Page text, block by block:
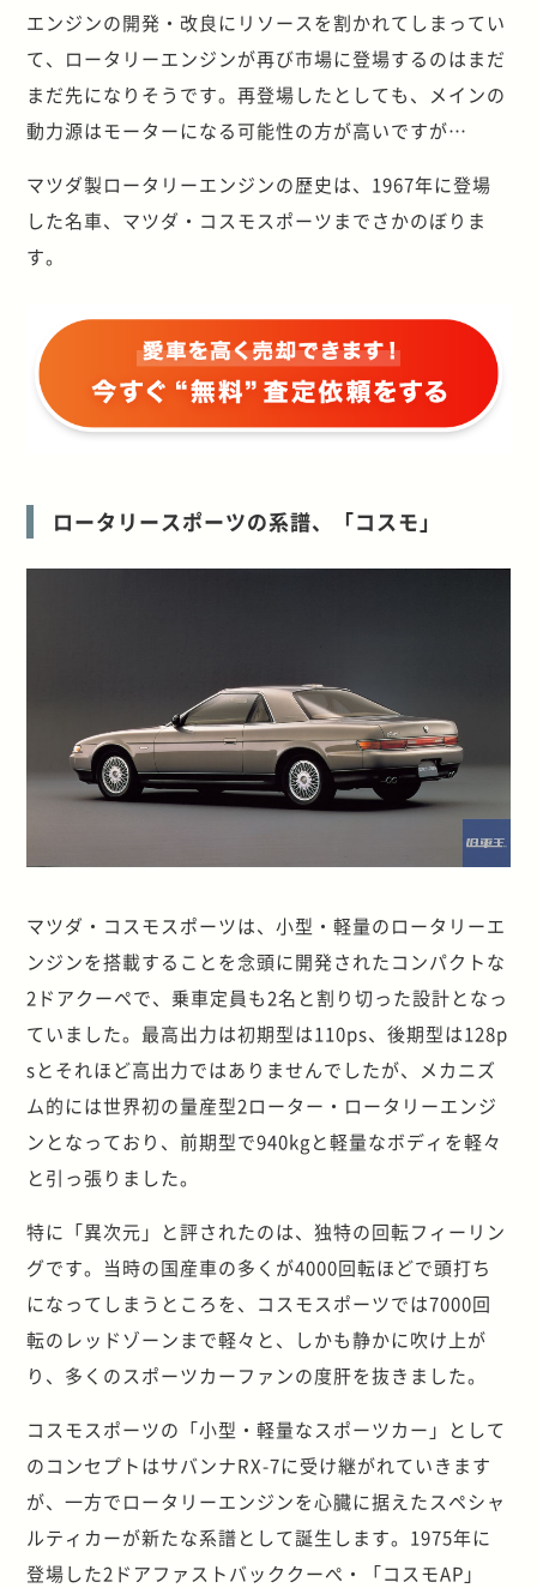
エンジンの開発・改良にリソースを割かれてしまってい
て、ロータリーエンジンが再び市場に登場するのはまだ
まだ先になりそうです。再登場したとしても、メインの
動力源はモーターになる可能性の方が高いですが…
マツダ製ロータリーエンジンの歴史は、1967年に登場
した名車、マツダ・コスモスポーツまでさかのぼりま
す。
ロータリースポーツの系譜、「コスモ」
マツダ・コスモスポーツは、小型・軽量のロータリーエ
ンジンを搭載することを念頭に開発されたコンパクトな
2ドアクーペで、乗車定員も2名と割り切った設計となっ
ていました。最高出力は初期型は110ps、後期型は128p
sとそれほど高出力ではありませんでしたが、メカニズ
ム的には世界初の量産型2ローター・ロータリーエンジ
ンとなっており、前期型で940kgと軽量なボディを軽々
と引っ張りました。
特に「異次元」と評されたのは、独特の回転フィーリン
グです。当時の国産車の多くが4000回転ほどで頭打ち
になってしまうところを、コスモスポーツでは7000回
転のレッドゾーンまで軽々と、しかも静かに吹け上が
り、多くのスポーツカーファンの度肝を抜きました。
コスモスポーツの「小型・軽量なスポーツカー」として
のコンセプトはサバンナRX-7に受け継がれていきます
が、一方でロータリーエンジンを心臓に据えたスペシャ
ルティカーが新たな系譜として誕生します。1975年に
登場した2ドアファストバッククーぺ・「コスモAP」